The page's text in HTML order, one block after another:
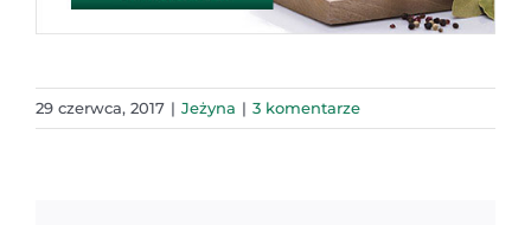
29 czerwca, 2017 | Jeżyna | 3 komentarze